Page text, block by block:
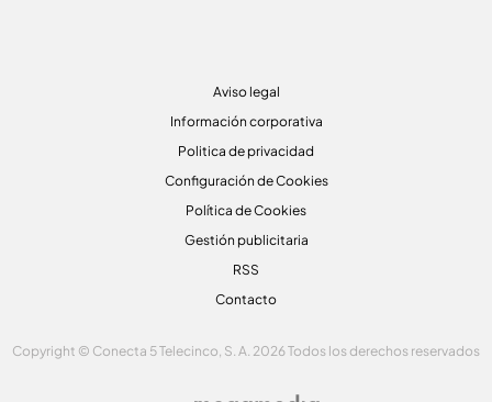
Aviso legal
Información corporativa
Politica de privacidad
Configuración de Cookies
Política de Cookies
Gestión publicitaria
RSS
Contacto
Copyright © Conecta 5 Telecinco, S. A. 2026 Todos los derechos reservados